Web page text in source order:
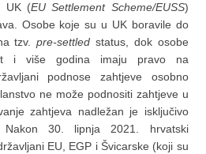
UK (EU Settlement Scheme/EUSS)
Osobe koje su u UK boravile do
tzv.pre-settled status, dok osobe
i više godina imaju pravo na
podnose zahtjeve osobno
ne može podnositi zahtjeve u
zahtjeva nadležan je isključivo
Nakon 30. lipnja 2021. hrvatski
EU, EGP i Švicarske (koji su